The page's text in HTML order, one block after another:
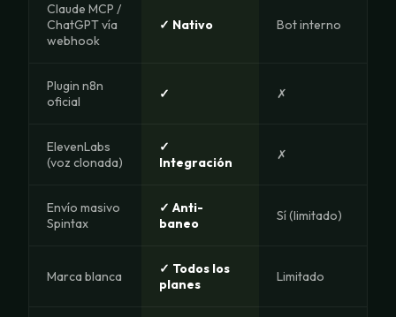
Claude MCP /
ChatGPT vía
webhook
✓ Nativo Bot interno
Plugin n8n
oficial
✓ ✗
ElevenLabs
(voz clonada)
✓
Integración
✗
Envío masivo
Spintax
✓ Anti-
baneo
Sí (limitado)
Marca blanca
✓ Todos los
planes
Limitado